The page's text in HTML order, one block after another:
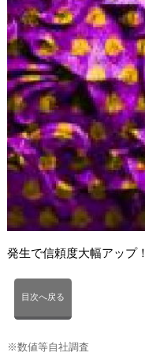
発生で信頼度大幅アップ！
目次へ戻る
※数値等自社調査